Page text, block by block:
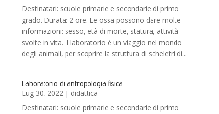
Destinatari: scuole primarie e secondarie di primo
grado. Durata: 2 ore. Le ossa possono dare molte
informazioni: sesso, età di morte, statura, attività
svolte in vita. Il laboratorio è un viaggio nel mondo
degli animali, per scoprire la struttura di scheletri di...
Laboratorio di antropologia fisica
Lug 30, 2022| didattica
Destinatari: scuole primarie e secondarie di primo